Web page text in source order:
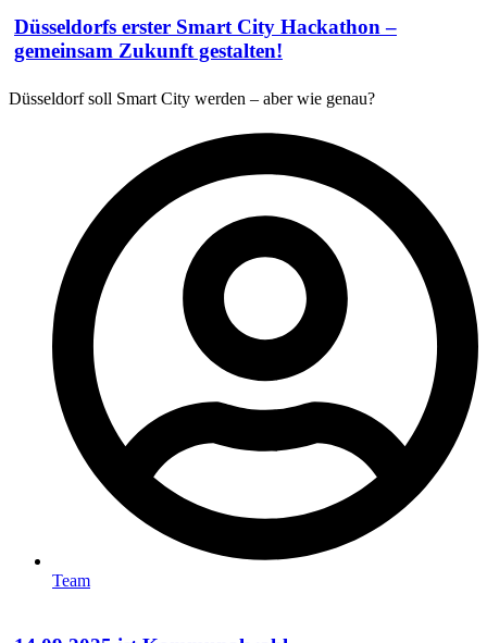
Düsseldorfs erster Smart City Hackathon –
gemeinsam Zukunft gestalten!
Düsseldorf soll Smart City werden – aber wie genau?
Team